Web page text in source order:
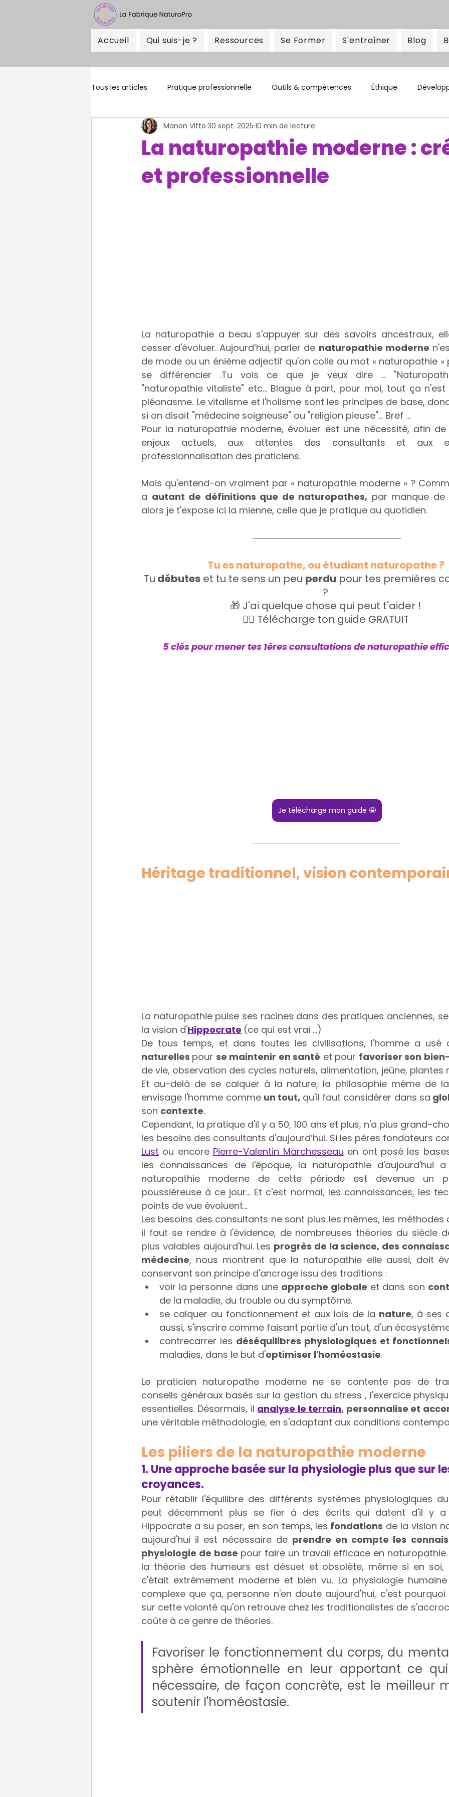
Accueil Qui suis-je ? Ressources Se Former S'entraîner Blog
Tous les articles Pratique professionnelle Outils & compétences Éthique
La naturopathie moderne :
et professionnelle
Manon Vitte 30 sept. 2025 10 min de lecture
La naturopathie a beau s'appuyer sur des savoirs ancestraux,
cesser d'évoluer. Aujourd’hui, parler de naturopathie moderne
de mode ou un énième adjectif qu'on colle au mot « naturopathie
se différencier .Tu vois ce que je veux dire ...
"naturopathie vitaliste" etc... Blague à part, pour moi, tout ça
pléonasme. Le vitalisme et l'holisme sont les principes de base,
si on disait "médecine soigneuse" ou "religion pieuse"... Bref ...
Pour la naturopathie moderne, évoluer est une nécessité, afin
enjeux actuels, aux attentes des consultants et aux
professionnalisation des praticiens.
Mais qu'entend-on vraiment par « naturopathie moderne » ?
a autant de définitions que de naturopathes, par manque de
alors je t'expose ici la mienne, celle que je pratique au quotidien.
Tu es naturopathe, ou étudiant naturopathe ?
Tu débutes et tu te sens un peu perdu pour tes premières
?
🎁 J'ai quelque chose qui peut t'aider !
👉🏻 Télécharge ton guide GRATUIT
5 clés pour mener tes 1ères consultations de naturopathie
Je télécharge mon guide 🤩
Héritage traditionnel, vision
La naturopathie puise ses racines dans des pratiques anciennes,
la vision d'Hippocrate (ce qui est vrai ...)
De tous temps, et dans toutes les civilisations, l'homme a
naturelles pour se maintenir en santé et pour favoriser son
de vie, observation des cycles naturels, alimentation, jeûne, plantes
Et au-delà de se calquer à la nature, la philosophie même de
envisage l'homme comme un tout, qu'il faut considérer dans sa
son contexte.
Cependant, la pratique d'il y a 50, 100 ans et plus, n'a plus grand-
les besoins des consultants d'aujourd’hui. Si les pères fondateurs
Lust ou encore Pierre-Valentin Marchesseau en ont posé les
les connaissances de l'époque, la naturopathie d'aujourd'hui a
naturopathie moderne de cette période est devenue un
poussiéreuse à ce jour... Et c'est normal, les connaissances, les
points de vue évoluent...
Les besoins des consultants ne sont plus les mêmes, les méthodes
il faut se rendre à l'évidence, de nombreuses théories du siècle
plus valables aujourd'hui. Les progrès de la science, des
médecine, nous montrent que la naturopathie elle aussi, doit
conservant son principe d'ancrage issu des traditions :
voir la personne dans une approche globale et dans son
de la maladie, du trouble ou du symptôme.
se calquer au fonctionnement et aux lois de la nature, à ses
aussi, s'inscrire comme faisant partie d'un tout, d'un
contrecarrer les déséquilibres physiologiques et
maladies, dans le but d'optimiser l'homéostasie.
Le praticien naturopathe moderne ne se contente pas de
conseils généraux basés sur la gestion du stress , l'exercice
essentielles. Désormais, il analyse le terrain, personnalise et
une véritable méthodologie, en s'adaptant aux conditions
Les piliers de la naturopathie moderne
1. Une approche basée sur la physiologie plus que sur
croyances.
Pour rétablir l'équilibre des différents systèmes physiologiques
peut décemment plus se fier à des écrits qui datent d'il y a
Hippocrate a su poser, en son temps, les fondations de la vision
aujourd'hui il est nécessaire de prendre en compte les
physiologie de base pour faire un travail efficace en
la théorie des humeurs est désuet et obsolète, même si en soi,
c'était extrêmement moderne et bien vu. La physiologie
complexe que ça, personne n'en doute aujourd'hui, c'est
sur cette volonté qu'on retrouve chez les traditionalistes de
coûte à ce genre de théories.
Favoriser le fonctionnement du corps, du
sphère émotionnelle en leur apportant ce
nécessaire, de façon concrète, est le meilleur
soutenir l'homéostasie.